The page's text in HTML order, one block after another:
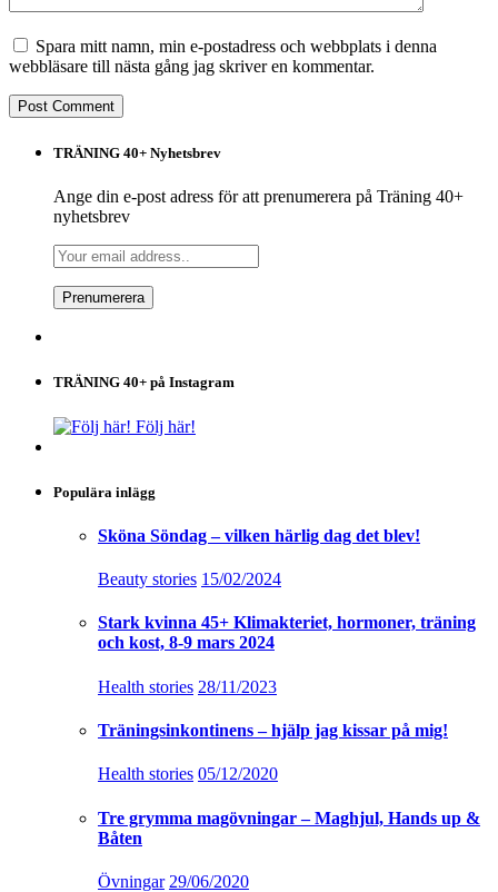
Spara mitt namn, min e-postadress och webbplats i denna
webbläsare till nästa gång jag skriver en kommentar.
TRÄNING 40+ Nyhetsbrev
Ange din e-post adress för att prenumerera på Träning 40+
nyhetsbrev
TRÄNING 40+ på Instagram
Följ här!
Populära inlägg
Sköna Söndag – vilken härlig dag det blev!
Beauty stories 15/02/2024
Stark kvinna 45+ Klimakteriet, hormoner, träning
och kost, 8-9 mars 2024
Health stories 28/11/2023
Träningsinkontinens – hjälp jag kissar på mig!
Health stories 05/12/2020
Tre grymma magövningar – Maghjul, Hands up &
Båten
Övningar 29/06/2020